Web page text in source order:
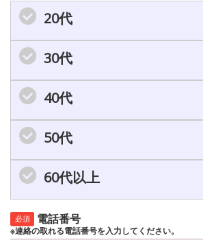
20代
30代
40代
50代
60代以上
必須 電話番号
※連絡の取れる電話番号を入力してください。